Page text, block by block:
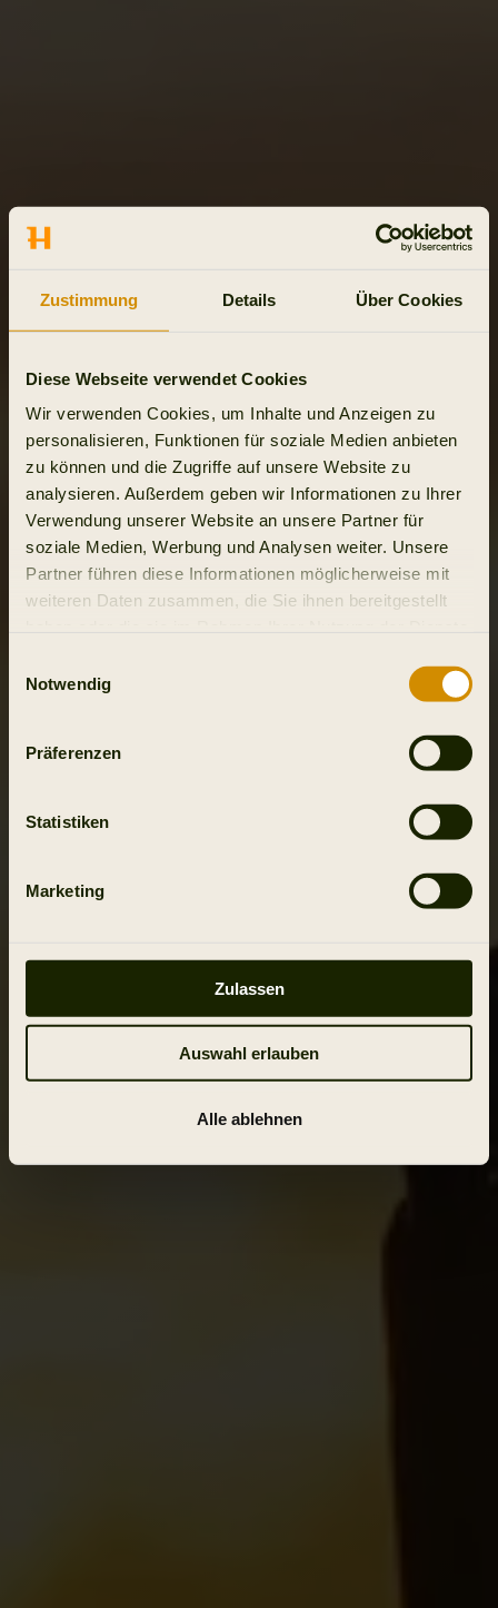
Zustimmung Details Über Cookies
Diese Webseite verwendet Cookies
Wir verwenden Cookies, um Inhalte und Anzeigen zu
personalisieren, Funktionen für soziale Medien anbieten
zu können und die Zugriffe auf unsere Website zu
analysieren. Außerdem geben wir Informationen zu Ihrer
Verwendung unserer Website an unsere Partner für
soziale Medien, Werbung und Analysen weiter. Unsere
Partner führen diese Informationen möglicherweise mit
weiteren Daten zusammen, die Sie ihnen bereitgestellt
Notwendig
Präferenzen
Statistiken
Marketing
Zulassen
Auswahl erlauben
Alle ablehnen